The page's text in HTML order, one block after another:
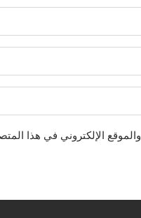
الإلكتروني في هذا